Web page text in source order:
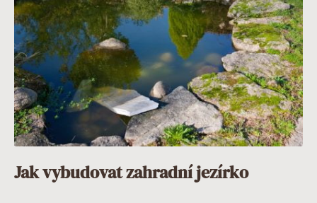
Jak vybudovat zahradní jezírko